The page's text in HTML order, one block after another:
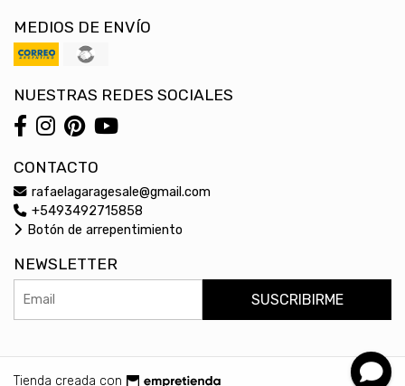
MEDIOS DE ENVÍO
NUESTRAS REDES SOCIALES
CONTACTO
rafaelagaragesale@gmail.com
+5493492715858
Botón de arrepentimiento
NEWSLETTER
SUSCRIBIRME
Tienda creada con